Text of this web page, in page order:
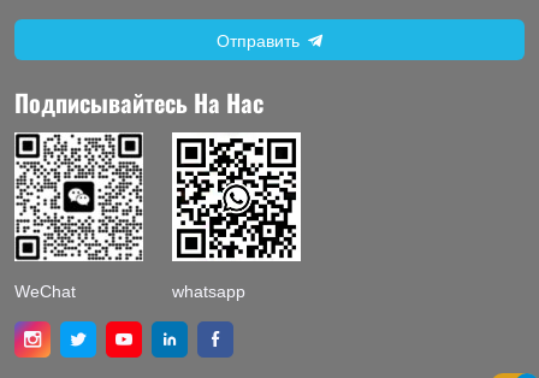
Отправить
Подписывайтесь На Нас
WeChat whatsapp